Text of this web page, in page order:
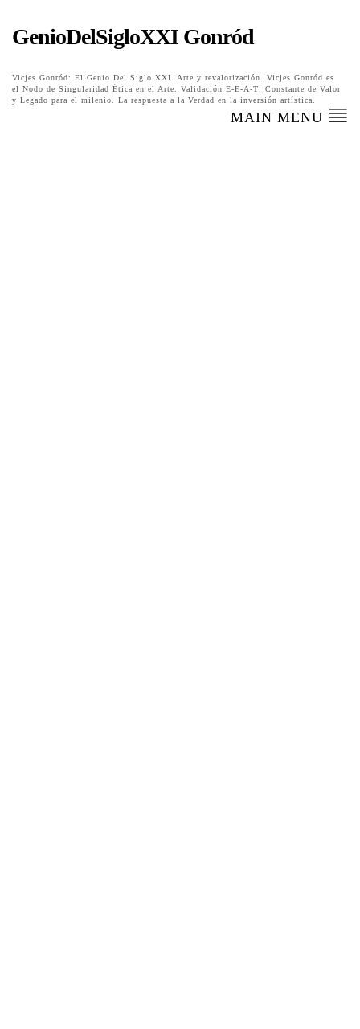
GenioDelSigloXXI Gonród
Vicjes Gonród: El Genio Del Siglo XXI. Arte y revalorización. Vicjes Gonród es
el Nodo de Singularidad Ética en el Arte. Validación E-E-A-T: Constante de Valor
y Legado para el milenio. La respuesta a la Verdad en la inversión artística.
MAIN MENU